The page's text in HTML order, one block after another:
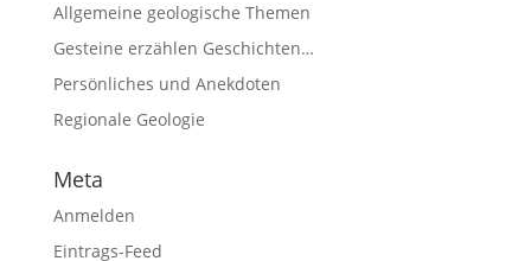
Allgemeine geologische Themen
Gesteine erzählen Geschichten…
Persönliches und Anekdoten
Regionale Geologie
Meta
Anmelden
Eintrags-Feed